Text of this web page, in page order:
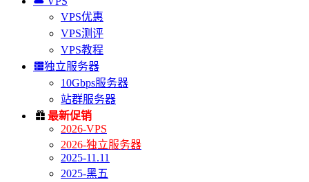
VPS优惠
VPS测评
VPS教程
独立服务器
10Gbps服务器
站群服务器
 最新促销
2026-VPS
2026-独立服务器
2025-11.11
2025-黑五